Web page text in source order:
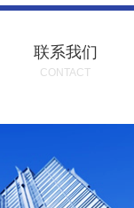
联系我们
CONTACT